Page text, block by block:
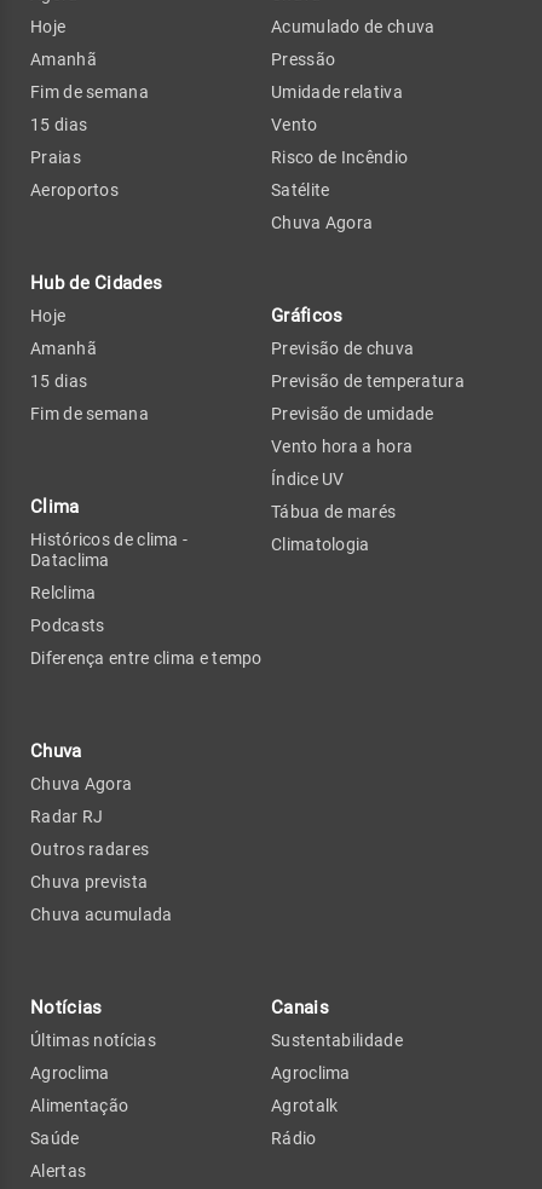
Hoje
Amanhã
Fim de semana
15 dias
Praias
Aeroportos
Hub de Cidades
Hoje
Amanhã
15 dias
Fim de semana
Clima
Históricos de clima -
Dataclima
Relclima
Podcasts
Diferença entre clima e tempo
Chuva
Chuva Agora
Radar RJ
Outros radares
Chuva prevista
Chuva acumulada
Acumulado de chuva
Pressão
Umidade relativa
Vento
Risco de Incêndio
Satélite
Chuva Agora
Gráficos
Previsão de chuva
Previsão de temperatura
Previsão de umidade
Vento hora a hora
Índice UV
Tábua de marés
Climatologia
Notícias
Últimas notícias
Agroclima
Alimentação
Saúde
Alertas
Canais
Sustentabilidade
Agroclima
Agrotalk
Rádio